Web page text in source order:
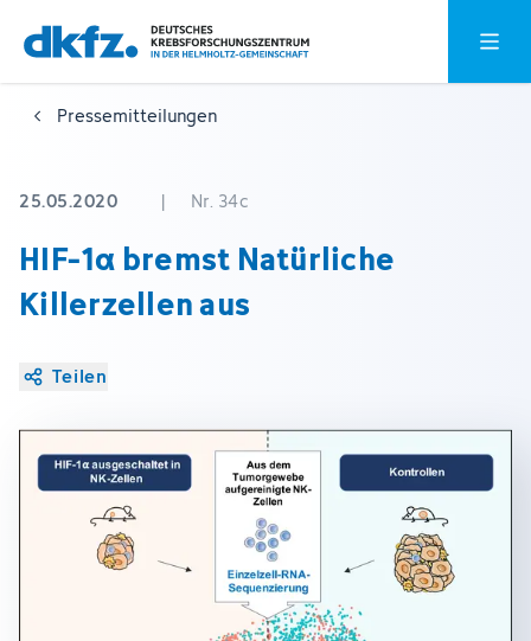
Zum
Hauptinhalt
springen
Zur
Fußzeile
springen
Pressemitteilungen
25.05.2020 | Nr. 34c
HIF-1α bremst Natürliche
Killerzellen aus
Teilen